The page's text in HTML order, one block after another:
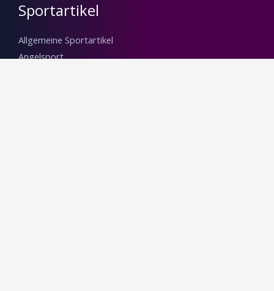
Sportartikel
Allgemeine Sportartikel
Angelsport